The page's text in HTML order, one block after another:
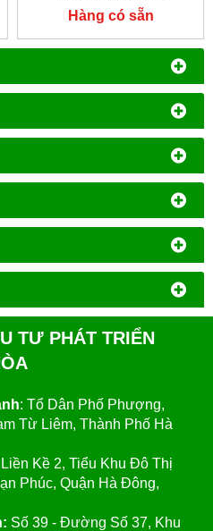
MICROLIT HÃNG AHN -
ĐỨC
Hàng có sẵn
TƯ PHÁT TRIỂN
: Tổ Dân Phố Phượng,
Từ Liêm, Thành Phố Hà
Kề 2, Tiểu Khu Đô Thị
Phúc, Quận Hà Đông,
Số 39 - Đường Số 37, Khu